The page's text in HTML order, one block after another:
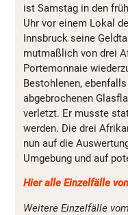
ist Samstag in den
Uhr vor einem Lokal
Innsbruck seine
mutmaßlich von drei
Portemonnaie
Bestohlenen,
abgebrochenen
verletzt. Er musste
werden. Die drei
nun auf die
Umgebung und auf
Hier alle Einzelfälle
Weitere Einzelfälle